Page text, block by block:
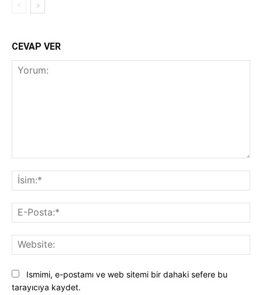
CEVAP VER
Ismimi, e-postamı ve web sitemi bir dahaki sefere bu
tarayıcıya kaydet.